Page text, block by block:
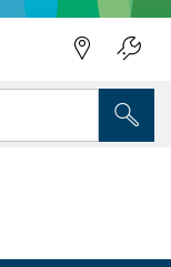
Steel and
PRO